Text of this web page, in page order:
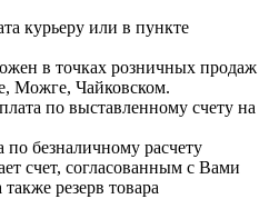
курьеру или в пункте
в точках розничных продаж
Можге, Чайковском.
по выставленному счету на
по безналичному расчету
счет, согласованным с Вами
резерв товара